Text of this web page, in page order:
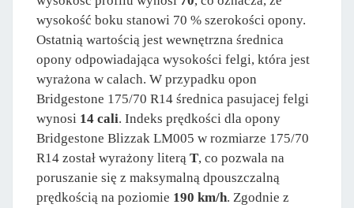
wysokość boku stanowi 70 % szerokości opony.
Ostatnią wartością jest wewnętrzna średnica
opony odpowiadająca wysokości felgi, która jest
wyrażona w calach. W przypadku opon
Bridgestone 175/70 R14 średnica pasujacej felgi
wynosi 14 cali. Indeks prędkości dla opony
Bridgestone Blizzak LM005 w rozmiarze 175/70
R14 został wyrażony literą T, co pozwala na
poruszanie się z maksymalną dpouszczalną
prędkością na poziomie 190 km/h. Zgodnie z